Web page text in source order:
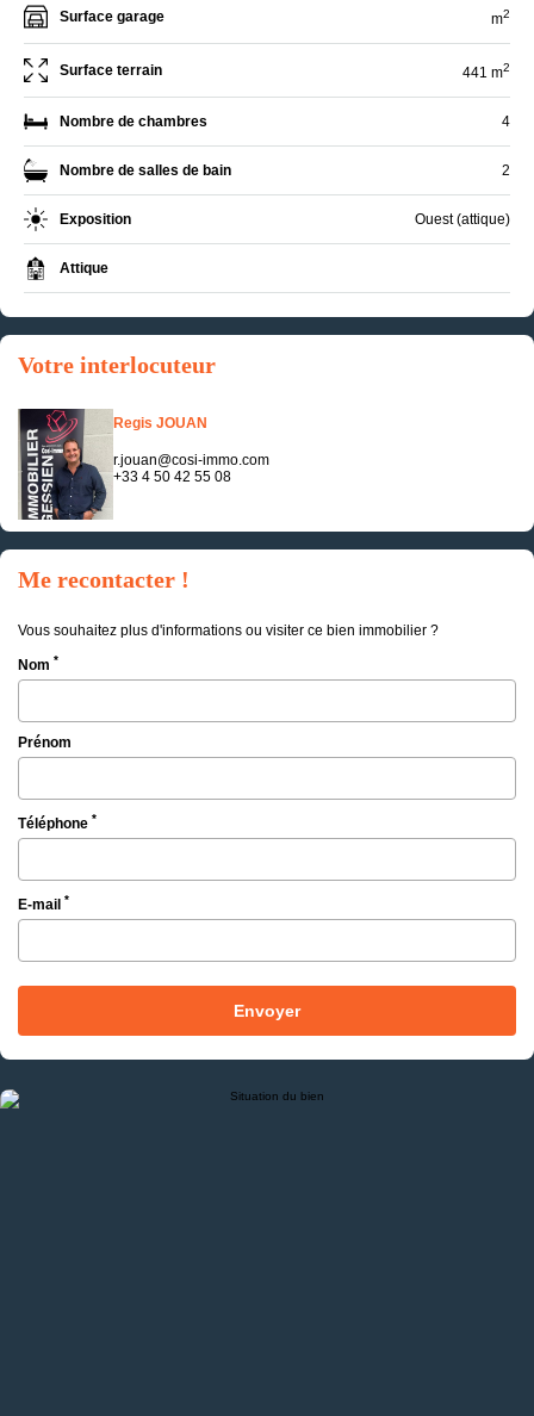
Surface garage m2
Surface terrain 441 m2
Nombre de chambres 4
Nombre de salles de bain 2
Exposition Ouest (attique)
Attique
Votre interlocuteur
Regis JOUAN
r.jouan@cosi-immo.com
+33 4 50 42 55 08
Me recontacter !
Vous souhaitez plus d'informations ou visiter ce bien immobilier ?
Nom *
Prénom
Téléphone *
E-mail *
Envoyer